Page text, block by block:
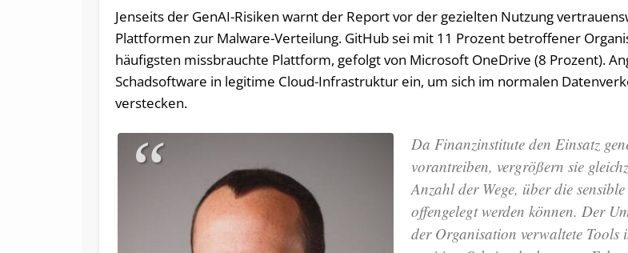
Jenseits der GenAI-Risiken warnt der Report vor der gezielten Nutzung
Plattformen zur Malware-Verteilung. GitHub sei mit 11 Prozent betroffener
häufigsten missbrauchte Plattform, gefolgt von Microsoft OneDrive (8 Prozent).
Schadsoftware in legitime Cloud-Infrastruktur ein, um sich im normalen
verstecken.
Da Finanzinstitute den Einsatz
vorantreiben, vergrößern sie
Anzahl der Wege, über die
offengelegt werden können. Der
der Organisation verwaltete Tools